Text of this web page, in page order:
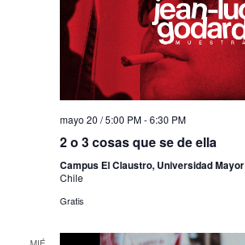
mayo 20 / 5:00 PM-6:30 PM
2 o 3 cosas que se de ella
Campus El Claustro, Universidad Mayor
Chile
Gratis